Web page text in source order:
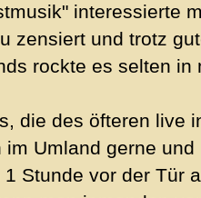
interessierte
zensiert und trotz
rockte es selten in
die des öfteren live
Umland gerne und
Stunde vor der Tür